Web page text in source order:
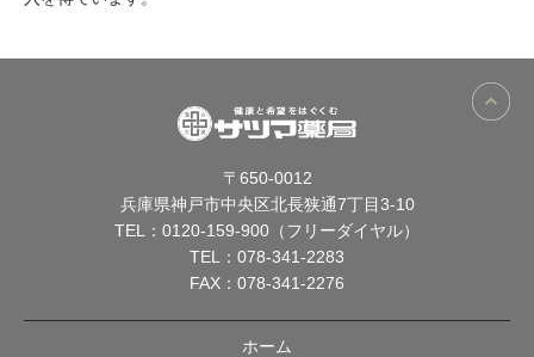
〒650-0012
兵庫県神戸市中央区北長狭通7丁目3-10
TEL： 0120-159-900（フリーダイヤル）
TEL： 078-341-2283
FAX：078-341-2276
ホーム